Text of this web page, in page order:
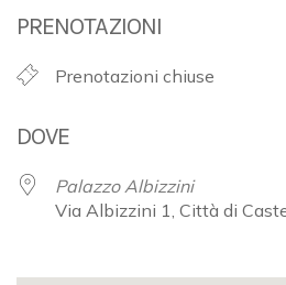
PRENOTAZIONI
Prenotazioni chiuse
DOVE
Palazzo Albizzini
Via Albizzini 1, Città di